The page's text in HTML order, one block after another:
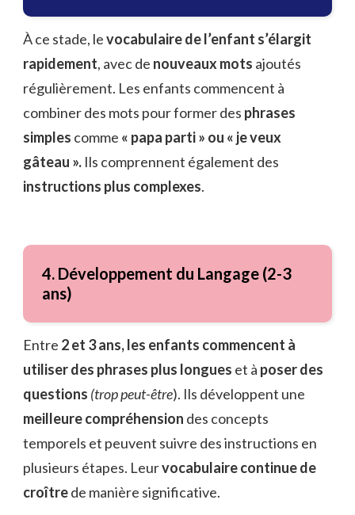
À ce stade, levocabulaire de l’enfant s’élargit
rapidement, avec de nouveaux mots ajoutés
régulièrement. Les enfants commencent à
combiner des mots pour former des phrases
simples comme « papa parti » ou « je veux
gâteau ». Ils comprennent également des
instructions plus complexes.
4. Développement du Langage (2-3
ans)
Entre 2 et 3 ans, les enfants commencent à
utiliser des phrases plus longues et à poser des
questions (trop peut-être). Ils développent une
meilleure compréhension des concepts
temporels et peuvent suivre des instructions en
plusieurs étapes. Leurvocabulaire continue de
croîtrede manière significative.